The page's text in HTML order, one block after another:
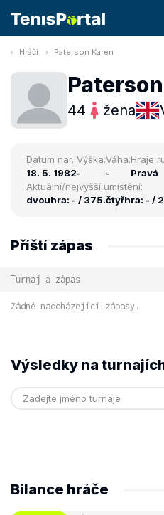
Hráči Paterson Karen
44 žena
Datum nar.:
18. 5. 1982
Výška:
-
Váha:
-
Hraje
Pravá
Aktuální/nejvyšší umístění:
dvouhra: - / 375.čtyřhra: - /
Příští zápas
Turnaj a zápas
Žádné nadcházející zápasy.
Výsledky na
Bilance hráče